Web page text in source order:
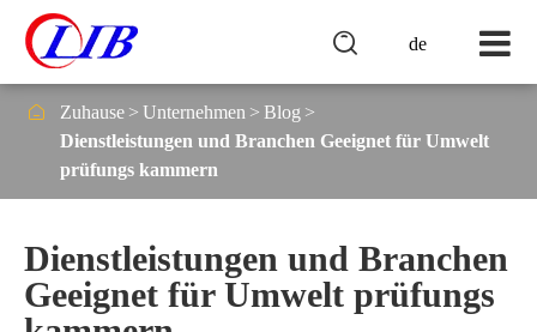
de

 Zuhause Unternehmen
Blog
Dienstleistungen und Branchen Geeignet für Umwelt
prüfungs kammern
Dienstleistungen und Branchen
Geeignet für Umwelt prüfungs